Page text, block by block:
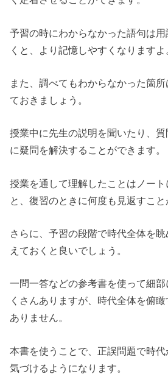
予習の時にわからなかった語句は
くと、より記憶しやすくなりますよ
また、調べてもわからなかった箇
ておきましょう。
授業中に先生の説明を聞いたり、
に疑問を解決することができます。
授業を通して理解したことはノート
と、復習のときに何度も見返すこと
さらに、予習の段階で時代全体を
えておくと良いでしょう。
一問一答などの参考書を使って細
くさんありますが、時代全体を俯
ありません。
本書を使うことで、正誤問題で時
気づけるようになります。